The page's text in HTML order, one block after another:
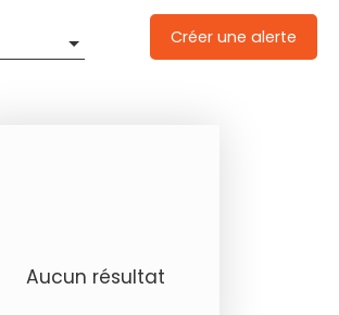
Créer une alerte
Aucun résultat